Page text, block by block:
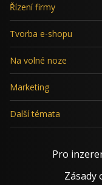
Řízení firmy
Tvorba e-shopu
Na volné noze
Marketing
Další témata
Pro
Zásady